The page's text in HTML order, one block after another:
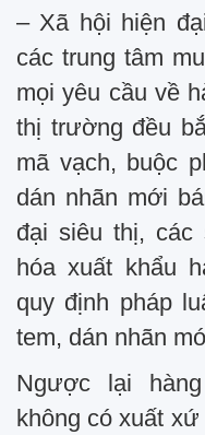
– Xã hội hiện
các trung tâm
mọi yêu cầu về
thị trường đều
mã vạch, buộc
dán nhãn mới
đại siêu thị, các
hóa xuất khẩu
quy định pháp
tem, dán nhãn
Ngược lại
không có xuất